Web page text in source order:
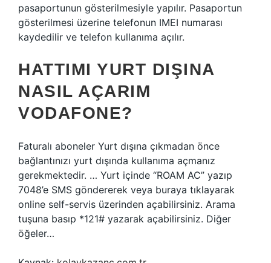
pasaportunun gösterilmesiyle yapılır. Pasaportun
gösterilmesi üzerine telefonun IMEI numarası
kaydedilir ve telefon kullanıma açılır.
HATTIMI YURT DIŞINA
NASIL AÇARIM
VODAFONE?
Faturalı aboneler Yurt dışına çıkmadan önce
bağlantınızı yurt dışında kullanıma açmanız
gerekmektedir. … Yurt içinde “ROAM AC” yazıp
7048’e SMS göndererek veya buraya tıklayarak
online self-servis üzerinden açabilirsiniz. Arama
tuşuna basıp *121# yazarak açabilirsiniz. Diğer
öğeler…